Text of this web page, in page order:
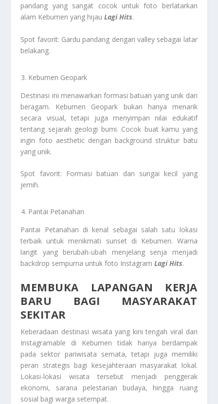
pandang yang sangat cocok untuk foto berlatarkan
alam Kebumen yang hijau Lagi Hits.
Spot favorit: Gardu pandang dengan valley sebagai latar
belakang.
Kebumen Geopark
Destinasi ini menawarkan formasi batuan yang unik dan
beragam. Kebumen Geopark bukan hanya menarik
secara visual, tetapi juga menyimpan nilai edukatif
tentang sejarah geologi bumi. Cocok buat kamu yang
ingin foto aesthetic dengan background struktur batu
yang unik.
Spot favorit: Formasi batuan dan sungai kecil yang
jernih.
Pantai Petanahan
Pantai Petanahan di kenal sebagai salah satu lokasi
terbaik untuk menikmati sunset di Kebumen. Warna
langit yang berubah-ubah menjelang senja menjadi
backdrop sempurna untuk foto Instagram Lagi Hits.
MEMBUKA LAPANGAN KERJA
BARU BAGI MASYARAKAT
SEKITAR
Keberadaan destinasi wisata yang kini tengah viral dan
Instagramable di Kebumen tidak hanya berdampak
pada sektor pariwisata semata, tetapi juga memiliki
peran strategis bagi kesejahteraan masyarakat lokal.
Lokasi-lokasi wisata tersebut menjadi penggerak
ekonomi, sarana pelestarian budaya, hingga ruang
sosial bagi warga setempat.